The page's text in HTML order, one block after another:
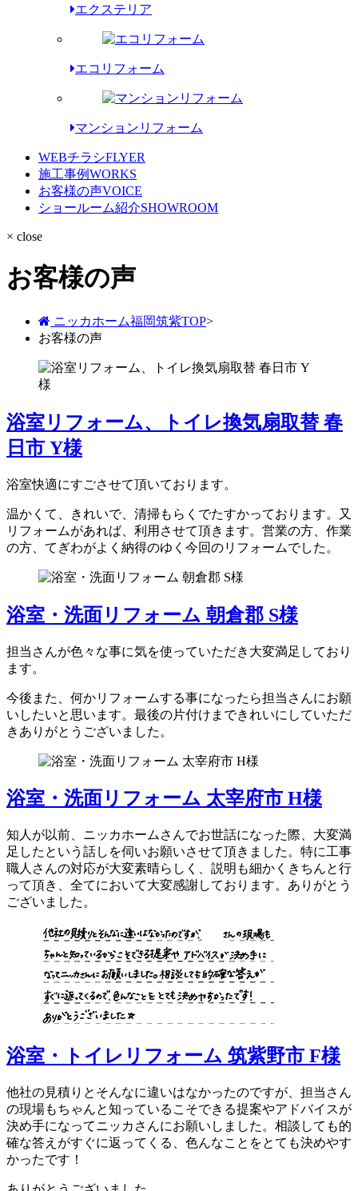
エクステリア
エコリフォーム
マンションリフォーム
WEBチラシFLYER
施工事例WORKS
お客様の声VOICE
ショールーム紹介SHOWROOM
× close
お客様の声
ニッカホーム福岡筑紫TOP>
お客様の声
浴室リフォーム、トイレ換気扇取替 春
日市 Y様
浴室快適にすごさせて頂いております。
温かくて、きれいで、清掃もらくでたすかっております。又
リフォームがあれば、利用させて頂きます。営業の方、作業
の方、てぎわがよく納得のゆく今回のリフォームでした。
浴室・洗面リフォーム 朝倉郡 S様
担当さんが色々な事に気を使っていただき大変満足しており
ます。
今後また、何かリフォームする事になったら担当さんにお願
いしたいと思います。最後の片付けまできれいにしていただ
きありがとうございました。
浴室・洗面リフォーム 太宰府市 H様
知人が以前、ニッカホームさんでお世話になった際、大変満
足したという話しを伺いお願いさせて頂きました。特に工事
職人さんの対応が大変素晴らしく、説明も細かくきちんと行
って頂き、全てにおいて大変感謝しております。ありがとう
ございました。
浴室・トイレリフォーム 筑紫野市 F様
他社の見積りとそんなに違いはなかったのですが、担当さん
の現場もちゃんと知っているこそできる提案やアドバイスが
決め手になってニッカさんにお願いしました。相談しても的
確な答えがすぐに返ってくる、色んなことをとても決めやす
かったです！